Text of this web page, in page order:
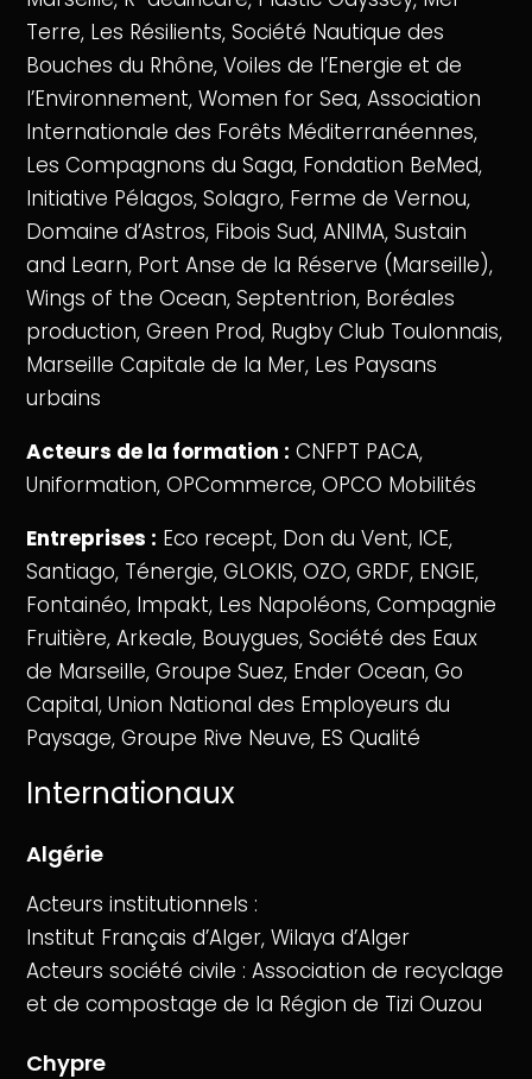
Terre, Les Résilients, Société Nautique des
Bouches du Rhône, Voiles de l’Energie et de
l’Environnement, Women for Sea, Association
Internationale des Forêts Méditerranéennes,
Les Compagnons du Saga, Fondation BeMed,
Initiative Pélagos, Solagro, Ferme de Vernou,
Domaine d’Astros, Fibois Sud, ANIMA, Sustain
and Learn, Port Anse de la Réserve (Marseille),
Wings of the Ocean, Septentrion, Boréales
production, Green Prod, Rugby Club Toulonnais,
Marseille Capitale de la Mer, Les Paysans
urbains
Acteurs de la formation : CNFPT PACA,
Uniformation, OPCommerce, OPCO Mobilités
Entreprises : Eco recept, Don du Vent, ICE,
Santiago, Ténergie, GLOKIS, OZO, GRDF, ENGIE,
Fontainéo, Impakt, Les Napoléons, Compagnie
Fruitière, Arkeale, Bouygues, Société des Eaux
de Marseille, Groupe Suez, Ender Ocean, Go
Capital, Union National des Employeurs du
Paysage, Groupe Rive Neuve, ES Qualité
Internationaux
Algérie
Acteurs institutionnels :
Institut Français d’Alger, Wilaya d’Alger
Acteurs société civile : Association de recyclage
et de compostage de la Région de Tizi Ouzou
Chypre